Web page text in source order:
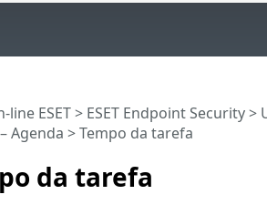
da tarefa
line ESET> ESET Endpoint Security>
Agenda > Tempo da tarefa